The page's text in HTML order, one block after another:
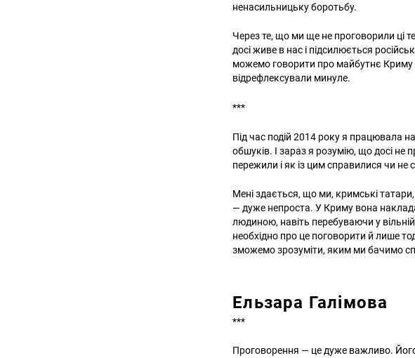
ненасильницьку боротьбу.
Через те, що ми ще не проговорили ці
досі живе в нас і підсилюється
можемо говорити про майбутнє
відрефлексували минуле.
***
Під час подій 2014 року я працювала
обшуків. І зараз я розумію, що досі не
пережили і як із цим справилися чи не
Мені здається, що ми, кримські
— дуже непроста. У Криму вона
людиною, навіть перебуваючи у
необхідно про це поговорити й лише
зможемо зрозуміти, яким ми бачимо
Ельзара Галімова
***
Проговорення — це дуже важливо.